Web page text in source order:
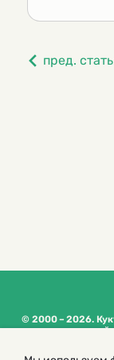
пред.
© 2000 – 2026.
журнал для детей